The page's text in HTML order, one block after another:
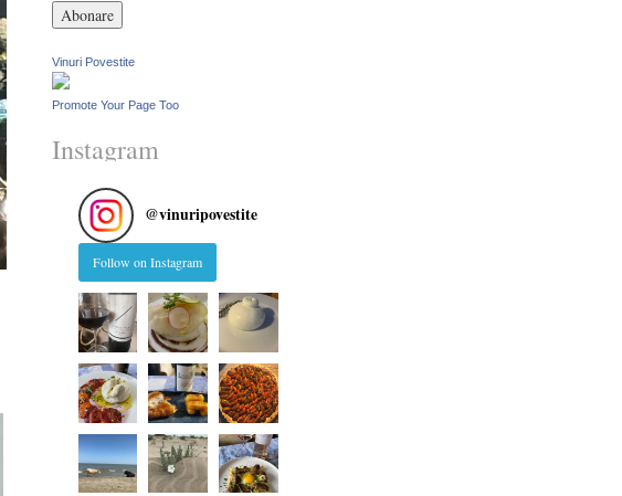
Vinuri Povestite
Promote Your Page Too
Instagram
@vinuripovestite
Follow on Instagram